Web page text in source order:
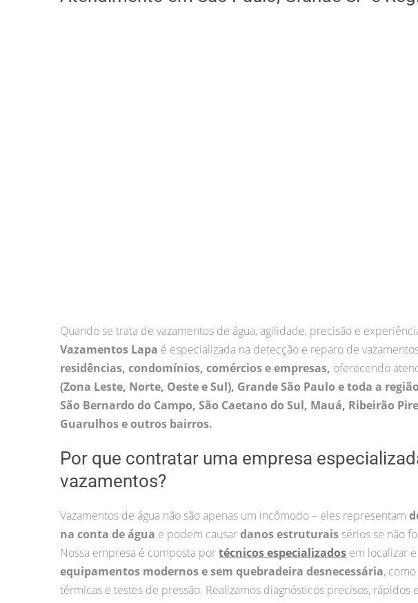
Quando se trata de vazamentos de água, agilidade, precisão e
Vazamentos Lapa é especializada na detecção e reparo de
residências, condomínios, comércios e empresas, oferecendo
(Zona Leste, Norte, Oeste e Sul), Grande São Paulo e toda a
São Bernardo do Campo, São Caetano do Sul, Mauá, Ribeirão
Guarulhos e outros bairros.
Por que contratar uma empresa
vazamentos?
Vazamentos de água não são apenas um incômodo – eles representam
na conta de água e podem causardanos estruturais sérios se não
Nossa empresa é composta portécnicos especializados em localizar
equipamentos modernos e sem quebradeira desnecessária,
térmicas e testes de pressão. Realizamos diagnósticos precisos, rápidos